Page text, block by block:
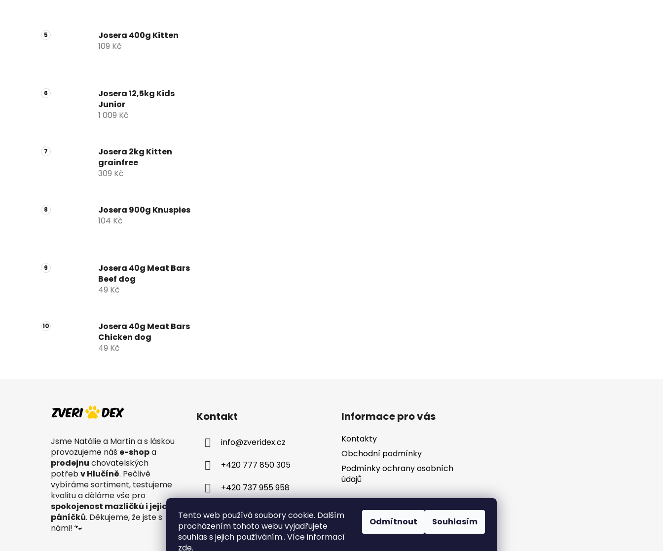
Tento web používá soubory cookie. Dalším
procházením tohoto webu vyjadřujete
souhlas s jejich používáním.. Více informací
zde.
Odmítnout Souhlasím
Josera 400g Kitten
109 Kč
Josera 12,5kg Kids
Junior
1 009 Kč
Josera 2kg Kitten
grainfree
309 Kč
Josera 900g Knuspies
104 Kč
Josera 40g Meat Bars
Beef dog
49 Kč
Josera 40g Meat Bars
Chicken dog
49 Kč
Jsme Natálie a Martin a s láskou
provozujeme náš e-shopa
prodejnu chovatelských
potřebv Hlučíně. Pečlivě
vybíráme sortiment, testujeme
kvalitu a děláme vše pro
spokojenost mazlíčků i jejich
páníčků. Děkujeme, že jste s
námi! 🐾
Kontakt
info@zveridex.cz
+420 777 850 305
+420 737 955 958
Informace pro vás
Kontakty
Obchodní podmínky
Podmínky ochrany osobních
údajů